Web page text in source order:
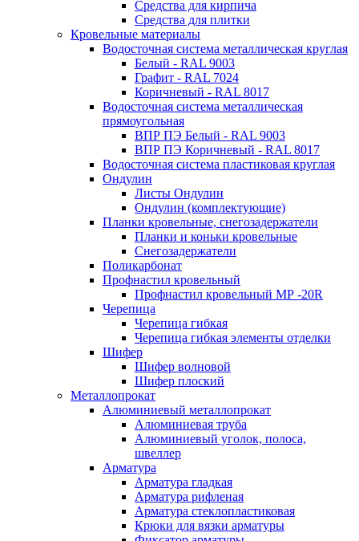
Средства для кирпича
Средства для плитки
Кровельные материалы
Водосточная система металлическая круглая
Белый - RAL 9003
Графит - RAL 7024
Коричневый - RAL 8017
Водосточная система металлическая
прямоугольная
ВПР ПЭ Белый - RAL 9003
ВПР ПЭ Коричневый - RAL 8017
Водосточная система пластиковая круглая
Ондулин
Листы Ондулин
Ондулин (комплектующие)
Планки кровельные, снегозадержатели
Планки и коньки кровельные
Снегозадержатели
Поликарбонат
Профнастил кровельный
Профнастил кровельный МР -20R
Черепица
Черепица гибкая
Черепица гибкая элементы отделки
Шифер
Шифер волновой
Шифер плоский
Металлопрокат
Алюминиевый металлопрокат
Алюминиевая труба
Алюминиевый уголок, полоса,
швеллер
Арматура
Арматура гладкая
Арматура рифленая
Арматура стеклопластиковая
Крюки для вязки арматуры